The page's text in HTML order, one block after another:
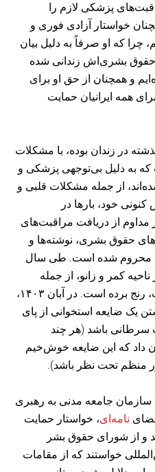
پزشکی لازم را
خواستار آزادی فوری و
که او صرفاً به دلیل بیان
حقوق بشری‌اش زندانی شده
و همچنان از حق او برای
همه ایرانیان حمایت
در زندان بوده، با مشکلات
به دلیل بی‌توجهی پزشکی و
از جمله مشکلات قلبی و
خود، بارها در
از دریافت مراقبت‌های
حقوق بشری، نوشته‌ها و
محروم شده است. طی سال
کمر و زانو، از جمله
بیرون‌زدگی دیسک ستون فقرات، رنج برده است. در آبان ۱۴۰۳،
یک ضایعه استخوانی از پای
باشد (هر چند
داد که این ضایعه خوش‌خیم
منظم تحت نظر باشد).
در تاریخ ۲۸ آبان ماه، بیش از ۴۵ سازمان جامعه مدنی به رهبری
نامه‌ای، خواستار حمایت
و از شورای حقوق بشر
خواستند که از مقامات